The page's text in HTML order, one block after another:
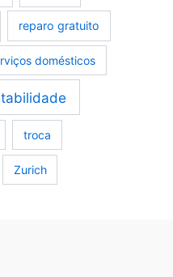
reparo gratuito
domésticos
troca
Zurich